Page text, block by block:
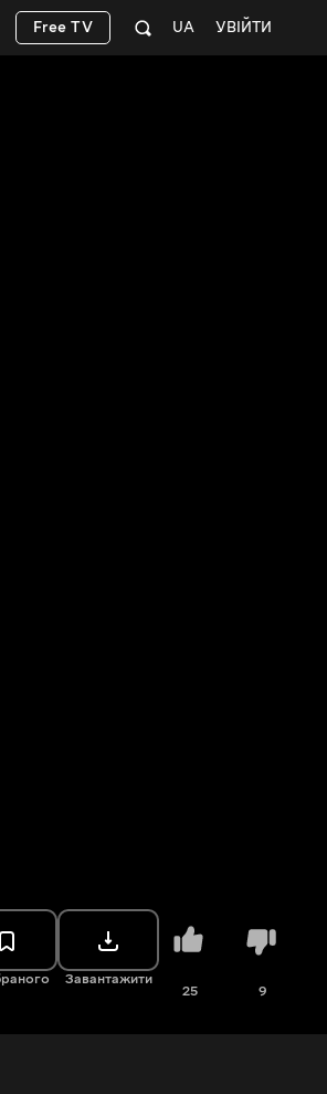
УВІЙТИ
UA
Free TV
Завантажити
25 9